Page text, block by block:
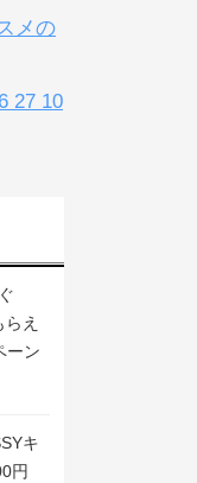
メの
え
ーン
キ
円